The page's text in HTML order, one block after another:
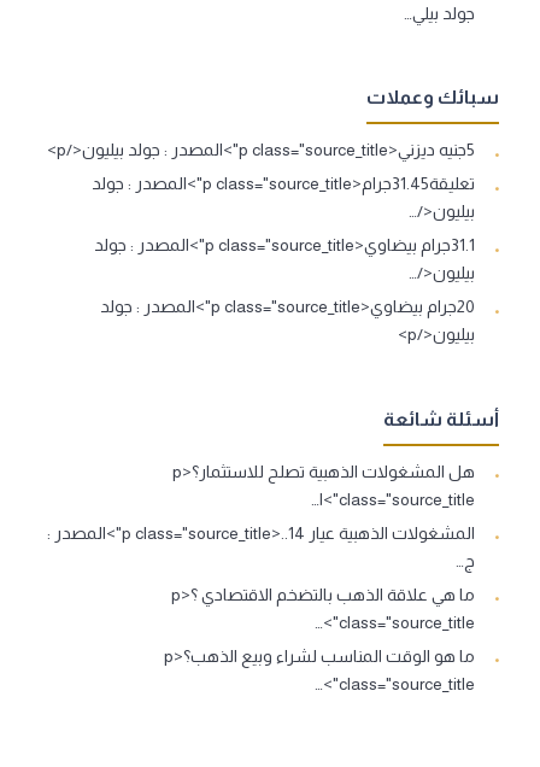
جولد بيلي…
سبائك وعملات
5جنيه ديزني<p class="source_title">المصدر : جولد بيليون</p>
تعليقة31.45جرام<p class="source_title">المصدر : جولد
بيليون</…
31.1جرام بيضاوي<p class="source_title">المصدر : جولد
بيليون</…
20جرام بيضاوي<p class="source_title">المصدر : جولد
بيليون</p>
أسئلة شائعة
هل المشغولات الذهبية تصلح للاستثمار؟<p
class="source_title">ا…
المشغولات الذهبية عيار 14..<p class="source_title">المصدر :
ج…
ما هي علاقة الذهب بالتضخم الاقتصادي ؟<p
class="source_title">…
ما هو الوقت المناسب لشراء وبيع الذهب؟<p
class="source_title">…